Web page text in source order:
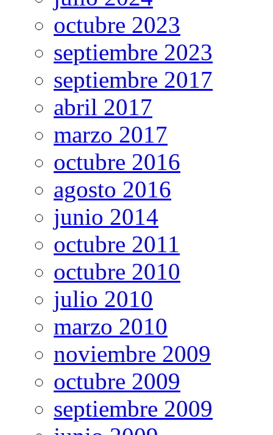
octubre 2023
septiembre 2023
septiembre 2017
abril 2017
marzo 2017
octubre 2016
agosto 2016
junio 2014
octubre 2011
octubre 2010
julio 2010
marzo 2010
noviembre 2009
octubre 2009
septiembre 2009